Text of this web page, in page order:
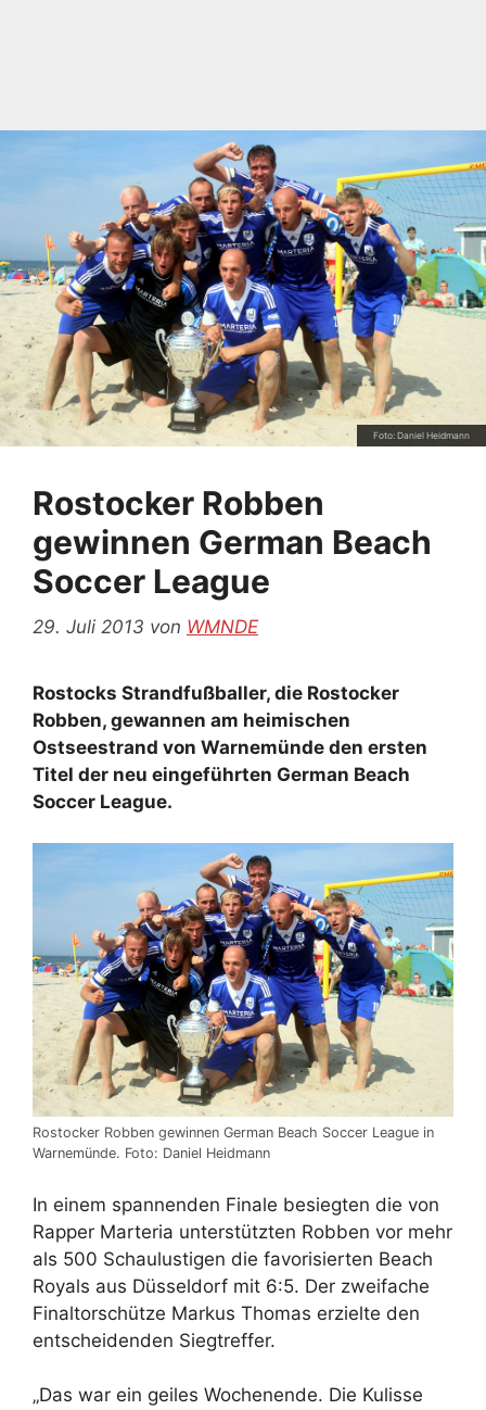
Foto: Daniel Heidmann
Rostocker Robben
gewinnen German Beach
Soccer League
29. Juli 2013 von WMNDE
Rostocks Strandfußballer, die Rostocker
Robben, gewannen am heimischen
Ostseestrand von Warnemünde den ersten
Titel der neu eingeführten German Beach
Soccer League.
Rostocker Robben gewinnen German Beach Soccer League in
Warnemünde. Foto: Daniel Heidmann
In einem spannenden Finale besiegten die von
Rapper Marteria unterstützten Robben vor mehr
als 500 Schaulustigen die favorisierten Beach
Royals aus Düsseldorf mit 6:5. Der zweifache
Finaltorschütze Markus Thomas erzielte den
entscheidenden Siegtreffer.
„Das war ein geiles Wochenende. Die Kulisse